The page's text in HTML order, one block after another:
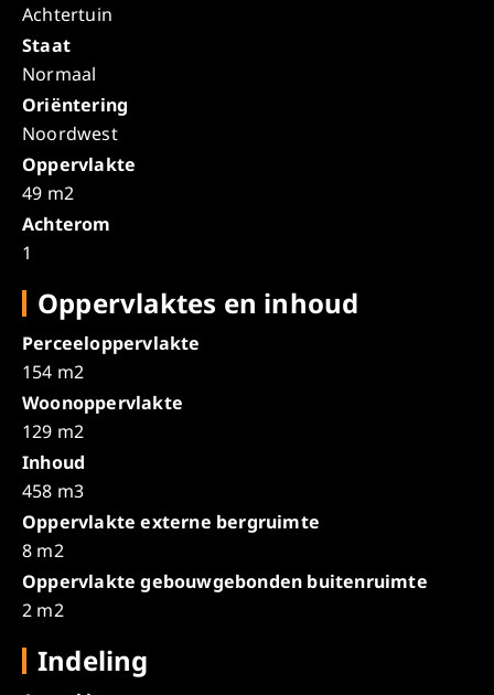
Achtertuin
Staat
Normaal
Oriëntering
Noordwest
Oppervlakte
49 m2
Achterom
1
Oppervlaktes en inhoud
Perceeloppervlakte
154 m2
Woonoppervlakte
129 m2
Inhoud
458 m3
Oppervlakte externe bergruimte
8 m2
Oppervlakte gebouwgebonden buitenruimte
2 m2
Indeling